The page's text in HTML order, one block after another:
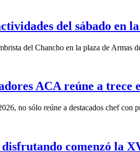
del sábado en
del Chancho en la plaza de Armas
ACA reúne a trece
no sólo reúne a destacados chef con
disfrutando comenzó la